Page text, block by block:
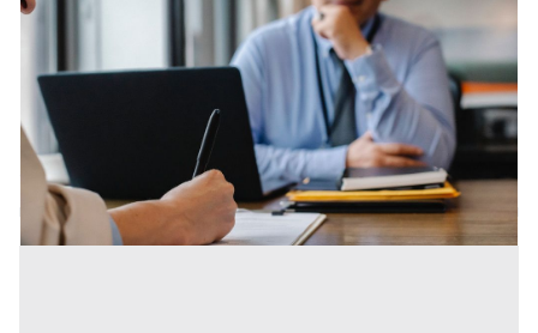
Novità introdotte nella composizione
La composizione negoziata è una procedura
riformulata che consente alle imprese in difficoltà di
gestire le situazioni di squilibrio patrimoniale o
economico-finanz [...]